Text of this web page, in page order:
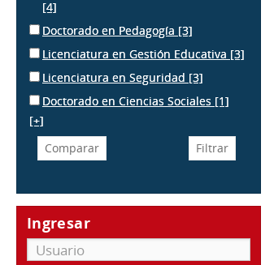
[4]
Doctorado en Pedagogía [3]
Licenciatura en Gestión Educativa [3]
Licenciatura en Seguridad [3]
Doctorado en Ciencias Sociales [1]
[+]
Ingresar